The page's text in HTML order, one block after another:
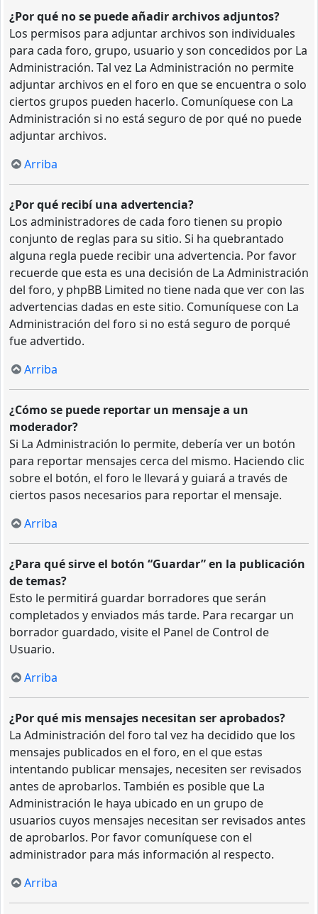
¿Por qué no se puede añadir archivos adjuntos?
Los permisos para adjuntar archivos son individuales
para cada foro, grupo, usuario y son concedidos por La
Administración. Tal vez La Administración no permite
adjuntar archivos en el foro en que se encuentra o solo
ciertos grupos pueden hacerlo. Comuníquese con La
Administración si no está seguro de por qué no puede
adjuntar archivos.
Arriba
¿Por qué recibí una advertencia?
Los administradores de cada foro tienen su propio
conjunto de reglas para su sitio. Si ha quebrantado
alguna regla puede recibir una advertencia. Por favor
recuerde que esta es una decisión de La Administración
del foro, y phpBB Limited no tiene nada que ver con las
advertencias dadas en este sitio. Comuníquese con La
Administración del foro si no está seguro de porqué
fue advertido.
Arriba
¿Cómo se puede reportar un mensaje a un
moderador?
Si La Administración lo permite, debería ver un botón
para reportar mensajes cerca del mismo. Haciendo clic
sobre el botón, el foro le llevará y guiará a través de
ciertos pasos necesarios para reportar el mensaje.
Arriba
¿Para qué sirve el botón “Guardar” en la publicación
de temas?
Esto le permitirá guardar borradores que serán
completados y enviados más tarde. Para recargar un
borrador guardado, visite el Panel de Control de
Usuario.
Arriba
¿Por qué mis mensajes necesitan ser aprobados?
La Administración del foro tal vez ha decidido que los
mensajes publicados en el foro, en el que estas
intentando publicar mensajes, necesiten ser revisados
antes de aprobarlos. También es posible que La
Administración le haya ubicado en un grupo de
usuarios cuyos mensajes necesitan ser revisados antes
de aprobarlos. Por favor comuníquese con el
administrador para más información al respecto.
Arriba